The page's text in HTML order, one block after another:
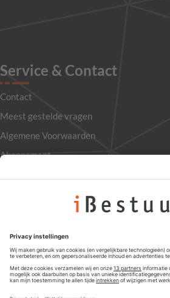
Service & Contact
Contact
Meest gestelde vragen
Algemene Voorwaarden
Abonnement
Privacyinstellingen